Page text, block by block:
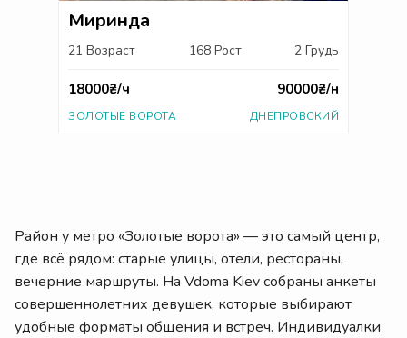
Миринда
21 Возраст 168 Рост 2 Грудь
18000₴/ч 90000₴/н
ЗОЛОТЫЕ ВОРОТА ДНЕПРОВСКИЙ
Район у метро «Золотые ворота» — это самый центр,
где всё рядом: старые улицы, отели, рестораны,
вечерние маршруты. На Vdoma Kiev собраны анкеты
совершеннолетних девушек, которые выбирают
удобные форматы общения и встреч. Индивидуалки